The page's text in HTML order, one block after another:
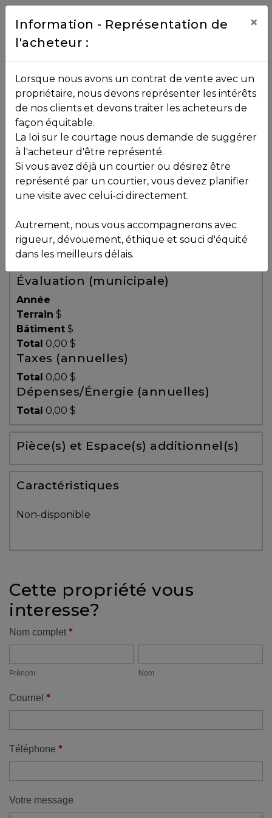
Contact
NOS
PROPRIÉTÉS
VOS
COURTIERS
Équipe
Partenaires
Témoignages
Blogue
ACHAT
Alerte
immobilière
Avec
un
courtier
vous
protégé!
outils
pour
financement
propriétaire
UNE
DÉCISION
!
de
démarrage
:
Toutes les propriétés
Vendu
, , ,
J8B 2P7
Voir plus de photos
Évaluation (municipale)
Année
Terrain $
Bâtiment $
Total 0,00 $
Taxes (annuelles)
Total 0,00 $
Dépenses/Énergie (annuelles)
Total 0,00 $
Pièce(s) et Espace(s) additionnel(s)
Caractéristiques
Non-disponible
Cette propriété vous
interesse?
Formulaire
Nom complet *
Prénom Nom
Courriel *
Téléphone *
Votre message
Information - Représentation de
l'acheteur :
×
Lorsque nous avons un contrat de vente avec un
propriétaire, nous devons représenter les intérêts
de nos clients et devons traiter les acheteurs de
façon équitable.
La loi sur le courtage nous demande de suggérer
à l'acheteur d'être représenté.
Si vous avez déjà un courtier ou désirez être
représenté par un courtier, vous devez planifier
une visite avec celui-ci directement.
Autrement, nous vous accompagnerons avec
rigueur, dévouement, éthique et souci d'équité
dans les meilleurs délais.